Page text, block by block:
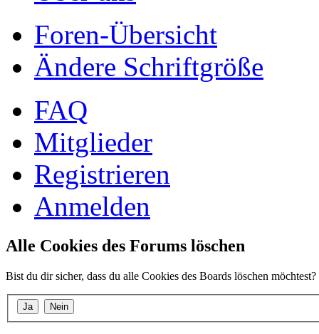
Foren-Übersicht
Ändere Schriftgröße
FAQ
Mitglieder
Registrieren
Anmelden
Alle Cookies des Forums löschen
Bist du dir sicher, dass du alle Cookies des Boards löschen möchtest?